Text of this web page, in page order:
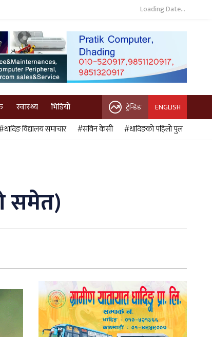
Loading Date...
स्वास्थ्य भिडियो ट्रेन्डिङ ENGLISH
विद्यालय समाचार #सविन केसी #धादिङको पहिलो पुल
समेत)